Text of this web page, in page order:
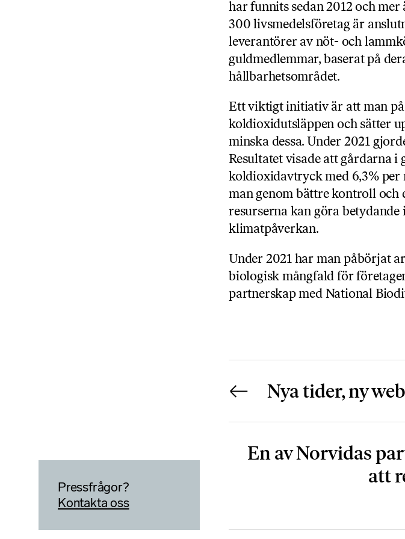
Pressfrågor?
Kontakta oss
har funnits sedan 2012 och
300 livsmedelsföretag är
leverantörer av nöt- och
guldmedlemmar, baserat på
hållbarhetsområdet.
Ett viktigt initiativ är att man
koldioxidutsläppen och sätter
minska dessa. Under 2021
Resultatet visade att gårdarna
koldioxidavtryck med 6,3% per
man genom bättre kontroll och
resurserna kan göra
klimatpåverkan.
Under 2021 har man påbörjat
biologisk mångfald för
partnerskap med National
Nya tider, ny
En av Norvidas
att